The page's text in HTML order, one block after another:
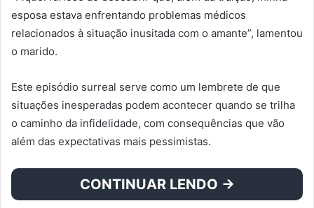
esposa estava enfrentando problemas médicos
relacionados à situação inusitada com o amante”, lamentou
o marido.
Este episódio surreal serve como um lembrete de que
situações inesperadas podem acontecer quando se trilha
o caminho da infidelidade, com consequências que vão
além das expectativas mais pessimistas.
CONTINUAR LENDO →